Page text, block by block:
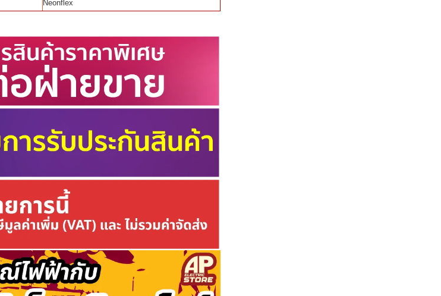
Neonflex